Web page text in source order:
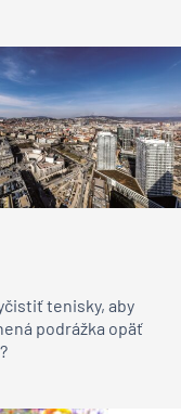
tenisky, aby
podrážka opäť